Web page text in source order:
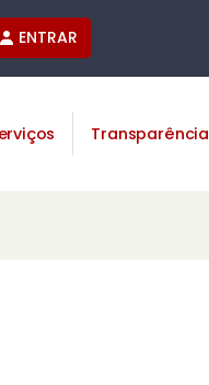
ENTRAR
Transparência